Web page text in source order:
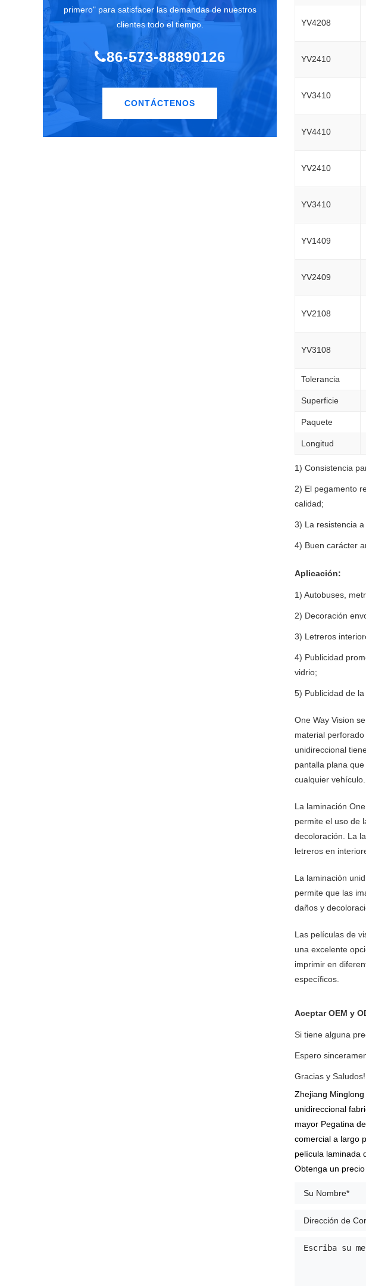
primero" para satisfacer las demandas de nuestros
clientes todo el tiempo.
86-573-88890126
CONTÁCTENOS
YV4208
YV2410
YV3410
YV4410
YV2410
YV3410
YV1409
YV2409
YV2108
YV3108
Tolerancia
Superficie
Paquete
Longitud
1) Consistencia
2) El pegamento
calidad;
3) La resistencia
4) Buen carácter
Aplicación:
1) Autobuses,
2) Decoración
3) Letreros
4) Publicidad
vidrio;
5) Publicidad de la
One Way Vision
material
unidireccional
pantalla plana
cualquier vehículo.
La laminación
permite el uso de
decoloración. La
letreros en
La laminación
permite que las
daños y
Las películas de
una excelente
imprimir en
específicos.
Aceptar OEM y
Si tiene alguna
Espero
Gracias y Saludos!
Zhejiang
unidireccional
mayor Pegatina
comercial a largo
película laminada
Obtenga un